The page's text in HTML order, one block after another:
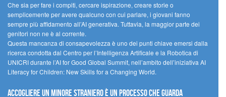
Che sia per fare i compiti, cercare ispirazione, creare storie o
semplicemente per avere qualcuno con cui parlare, i giovani fanno
sempre più affidamento all’AI generativa. Tuttavia, la maggior parte dei
genitori non ne è al corrente.
Questa mancanza di consapevolezza è uno dei punti chiave emersi dalla
ricerca condotta dal Centro per l’Intelligenza Artificale e la Robotica di
UNICRI durante l’AI for Good Global Summit, nell’ambito dell’iniziativa AI
Literacy for Children: New Skills for a Changing World.
Accogliere un minore straniero è un processo che guarda